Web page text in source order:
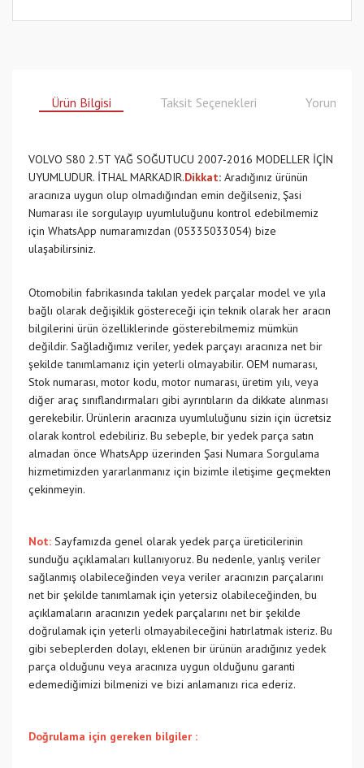
Ürün Bilgisi Taksit Seçenekleri Yorumlar
VOLVO S80 2.5T YAĞ SOĞUTUCU 2007-2016 MODELLER İÇİN
UYUMLUDUR. İTHAL MARKADIR.Dikkat: Aradığınız ürünün
aracınıza uygun olup olmadığından emin değilseniz, Şasi
Numarası ile sorgulayıp uyumluluğunu kontrol edebilmemiz
için WhatsApp numaramızdan (05335033054) bize
ulaşabilirsiniz.
Otomobilin fabrikasında takılan yedek parçalar model ve yıla
bağlı olarak değişiklik göstereceği için teknik olarak her aracın
bilgilerini ürün özelliklerinde gösterebilmemiz mümkün
değildir. Sağladığımız veriler, yedek parçayı aracınıza net bir
şekilde tanımlamanız için yeterli olmayabilir. OEM numarası,
Stok numarası, motor kodu, motor numarası, üretim yılı, veya
diğer araç sınıflandırmaları gibi ayrıntıların da dikkate alınması
gerekebilir. Ürünlerin aracınıza uyumluluğunu sizin için ücretsiz
olarak kontrol edebiliriz. Bu sebeple, bir yedek parça satın
almadan önce WhatsApp üzerinden Şasi Numara Sorgulama
hizmetimizden yararlanmanız için bizimle iletişime geçmekten
çekinmeyin.
Not: Sayfamızda genel olarak yedek parça üreticilerinin
sunduğu açıklamaları kullanıyoruz. Bu nedenle, yanlış veriler
sağlanmış olabileceğinden veya veriler aracınızın parçalarını
net bir şekilde tanımlamak için yetersiz olabileceğinden, bu
açıklamaların aracınızın yedek parçalarını net bir şekilde
doğrulamak için yeterli olmayabileceğini hatırlatmak isteriz. Bu
gibi sebeplerden dolayı, eklenen bir ürünün aradığınız yedek
parça olduğunu veya aracınıza uygun olduğunu garanti
edemediğimizi bilmenizi ve bizi anlamanızı rica ederiz.
Doğrulama için gereken bilgiler :